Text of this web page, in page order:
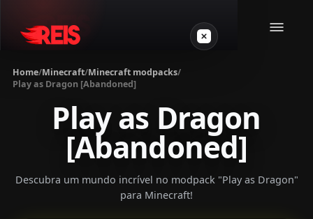
Other games
VPS Gamer
Home/Minecraft/Minecraft modpacks/
Play as Dragon [Abandoned]
Play as Dragon
[Abandoned]
Descubra um mundo incrível no modpack "Play as Dragon"
para Minecraft!